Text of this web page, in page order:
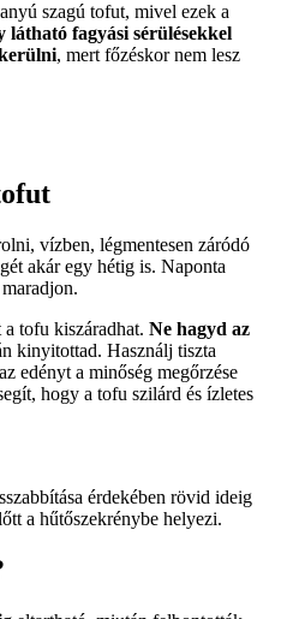
szagú tofut, mivel ezek a
látható fagyási sérülésekkel
, mert főzéskor nem lesz
vízben, légmentesen záródó
akár egy hétig is. Naponta
tofu kiszáradhat. Ne hagyd az
kinyitottad. Használj tiszta
edényt a minőség megőrzése
hogy a tofu szilárd és ízletes
érdekében rövid ideig
a hűtőszekrénybe helyezi.